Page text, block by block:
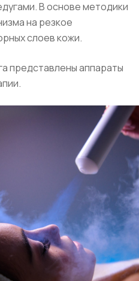
В основе методики
на резкое
слоев кожи.
представлены аппараты